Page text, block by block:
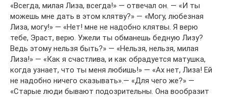
«Всегда, милая Лиза, всегда!» — отвечал он. — «И ты
можешь мне дать в этом клятву?» — «Могу, любезная
Лиза, могу!» — «Нет! мне не надобно клятвы. Я верю
тебе, Эраст, верю. Ужели ты обманешь бедную Лизу?
Ведь этому нельзя быть?» — «Нельзя, нельзя, милая
Лиза!» — «Как я счастлива, и как обрадуется матушка,
когда узнает, что ты меня любишь!» — «Ах нет, Лиза! Ей
не надобно ничего сказывать».— «Для чего же?» —
«Старые люди бывают подозрительны. Она вообразит